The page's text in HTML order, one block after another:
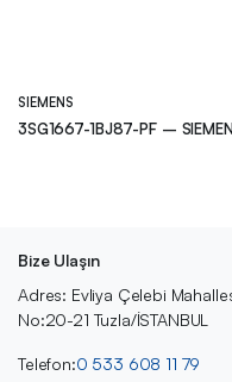
SIEMENS
3SG1667-1BJ87-PF –
Bize Ulaşın
Adres: Evliya Çelebi
No:20-21 Tuzla/İSTANBUL
Telefon:0 533 608 11 79